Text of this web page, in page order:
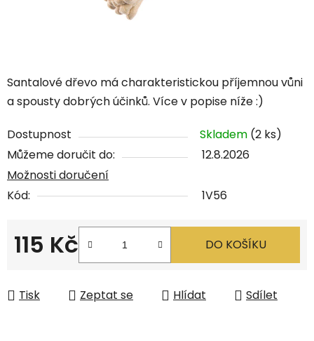
Santalové dřevo má charakteristickou příjemnou vůni
a spousty dobrých účinků. Více v popise níže :)
Dostupnost Skladem (2 ks)
Můžeme doručit do:
12.8.2026
Možnosti doručení
Kód:
1V56
115 Kč
Měrná cena:
DO KOŠÍKU
Tisk Zeptat se Hlídat Sdílet